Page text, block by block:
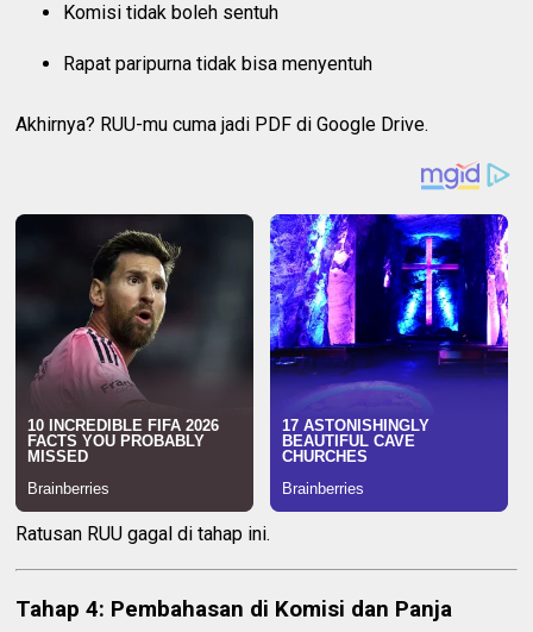
Komisi tidak boleh sentuh
Rapat paripurna tidak bisa menyentuh
Akhirnya? RUU-mu cuma jadi PDF di Google Drive.
Ratusan RUU gagal di tahap ini.
Tahap 4: Pembahasan di Komisi dan Panja